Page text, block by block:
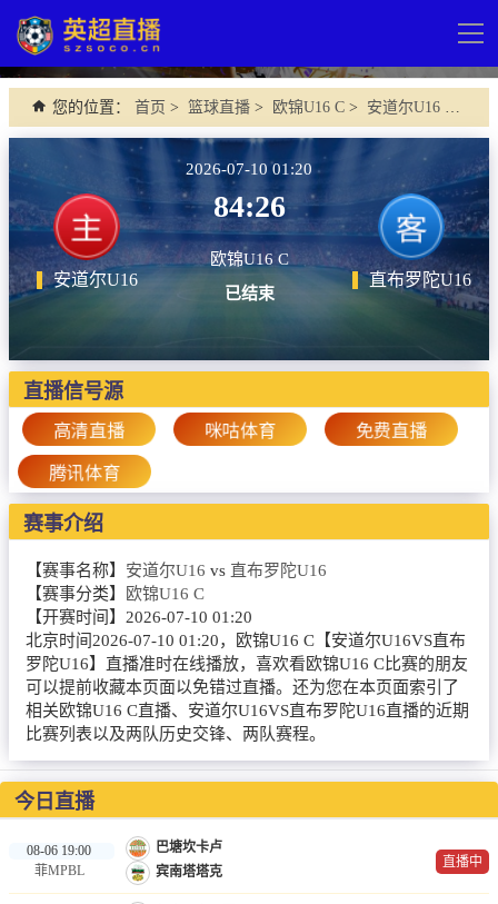
导
网站首页
足球直播
德甲
西甲
意甲
欧冠杯
中超
篮球直播
NBA
CBA
英超录像
英超资讯
体育词条
您的位置： 首页 > 篮球直播 > 欧锦U16 C > 安道尔U16 VS 直布罗陀U16
安道尔U16
2026-07-10 01:20
84:26
欧锦U16 C
已结束
直布罗陀U16
直播信号源
高清直播 咪咕体育 免费直播
腾讯体育
赛事介绍
【赛事名称】 安道尔U16 vs 直布罗陀U16
【赛事分类】
欧锦U16 C
【开赛时间】 2026-07-10 01:20
北京时间2026-07-10 01:20，欧锦U16 C【安道尔U16VS直布
罗陀U16】直播准时在线播放，喜欢看欧锦U16 C比赛的朋友
可以提前收藏本页面以免错过直播。还为您在本页面索引了
相关欧锦U16 C直播、安道尔U16VS直布罗陀U16直播的近期
比赛列表以及两队历史交锋、两队赛程。
今日直播
08-06 19:00
菲MPBL
巴塘坎卡卢
宾南塔塔克
直播中